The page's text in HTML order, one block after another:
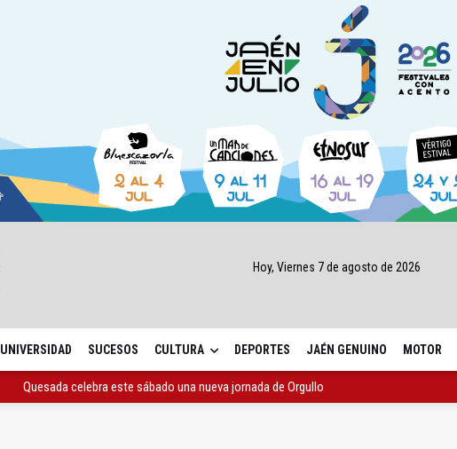
Hoy, Viernes 7 de agosto de 2026
UNIVERSIDAD SUCESOS CULTURA DEPORTES JAÉN GENUINO MOTOR
Quesada celebra este sábado una nueva jornada de Orgullo